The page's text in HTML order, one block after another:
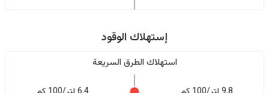
إستهلاك الوقود
استهلاك الطرق السريعة